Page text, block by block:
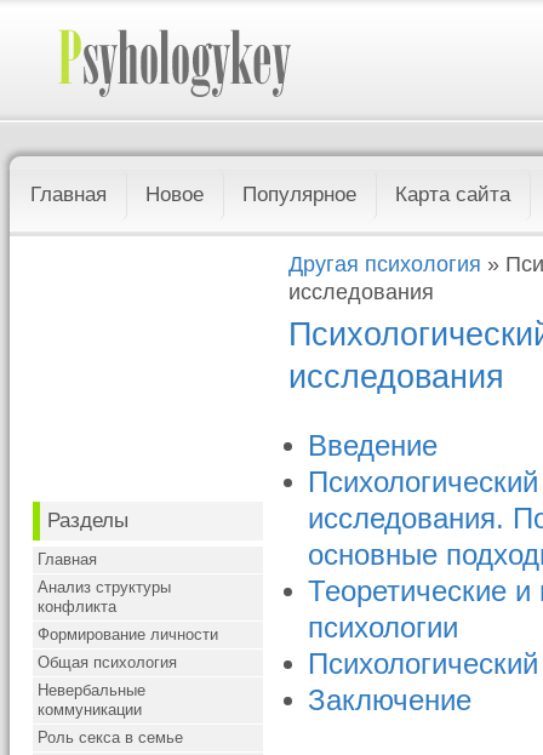
Главная Новое Популярное Карта сайта
Разделы
Главная
Анализ структуры
конфликта
Формирование личности
Общая психология
Невербальные
коммуникации
Роль секса в семье
Другая психология »
исследования
исследования
Введение
исследования.
основные
Теоретические
психологии
Заключение